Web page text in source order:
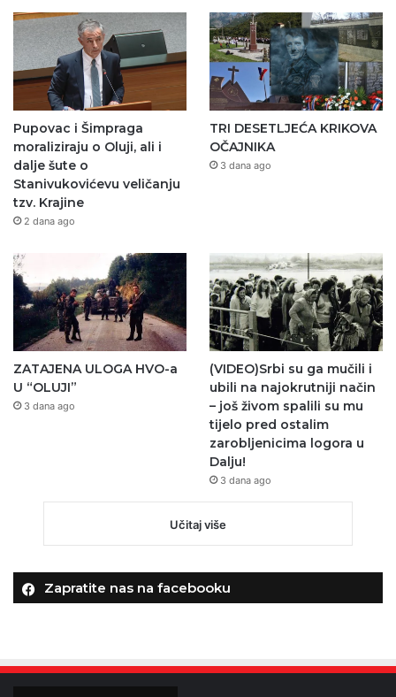
Pupovac i Šimpraga
moraliziraju o Oluji, ali i
dalje šute o
Stanivukovićevu veličanju
tzv. Krajine
2 dana ago
TRI DESETLJEĆA KRIKOVA
OČAJNIKA
3 dana ago
ZATAJENA ULOGA HVO-a
U “OLUJI”
3 dana ago
(VIDEO)Srbi su ga mučili i
ubili na najokrutniji način
– još živom spalili su mu
tijelo pred ostalim
zarobljenicima logora u
Dalju!
3 dana ago
Učitaj više
Zapratite nas na facebooku